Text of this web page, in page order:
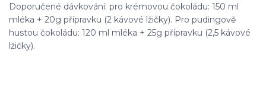
Doporučené dávkování: pro krémovou čokoládu: 150 ml
mléka + 20g přípravku (2 kávové lžičky). Pro pudingově
hustou čokoládu: 120 ml mléka + 25g přípravku (2,5 kávové
lžičky).